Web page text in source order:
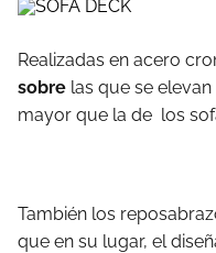
Realizadas en acero
sobre las que se
mayor que la de los
También los
que en su lugar, el